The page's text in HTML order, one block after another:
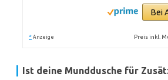
Bei
* Anzeige Preis inkl.
Ist deine Munddusche für